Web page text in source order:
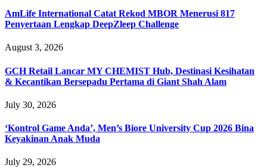
AmLife International Catat Rekod MBOR Menerusi 817
Penyertaan Lengkap DeepZleep Challenge
August 3, 2026
GCH Retail Lancar MY CHEMIST Hub, Destinasi Kesihatan
& Kecantikan Bersepadu Pertama di Giant Shah Alam
July 30, 2026
‘Kontrol Game Anda’, Men’s Biore University Cup 2026 Bina
Keyakinan Anak Muda
July 29, 2026